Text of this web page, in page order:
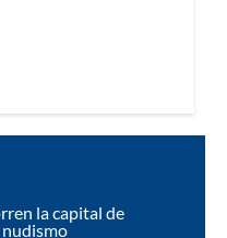
la capital de